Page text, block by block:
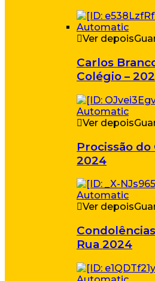
Ver depois
Carlos
Colégio –
Ver depois
Procissão
2024
Ver depois
Rua 2024